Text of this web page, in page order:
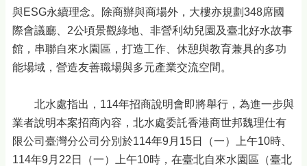
與ESG永續理念。除商辦與商場外，大樓亦規劃348席國
際會議廳、2公頃景觀綠地、非營利幼兒園及臺北好水故事
館，串聯自來水園區，打造工作、休憩與教育兼具的多功
能場域，營造友善職場與多元產業交流空間。
北水處指出，114年招商說明會即將舉行，為進一步與
業者說明本案招商內容，北水處委託香港商世邦魏理仕有
限公司臺灣分公司分別於114年9月15日（一）上午10時、
114年9月22日（一）上午10時，在臺北自來水園區（臺北